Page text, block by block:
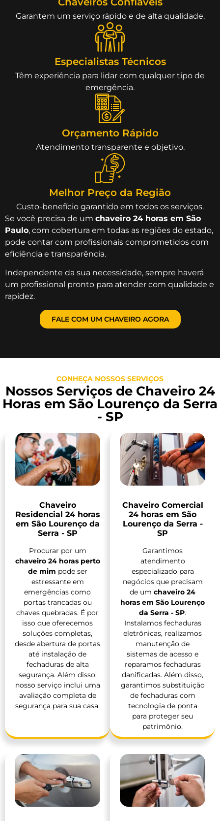
Garantem um serviço rápido e de alta qualidade.
Especialistas Técnicos
Têm experiência para lidar com qualquer tipo de
emergência.
Orçamento Rápido
Atendimento transparente e objetivo.
Melhor Preço da Região
Custo-benefício garantido em todos os serviços.
Se você precisa de um chaveiro 24 horas em São
Paulo, com cobertura em todas as regiões do estado,
pode contar com profissionais comprometidos com
eficiência e transparência.
Independente da sua necessidade, sempre haverá
um profissional pronto para atender com qualidade e
rapidez.
FALE COM UM CHAVEIRO AGORA
CONHEÇA NOSSOS SERVIÇOS
Nossos Serviços de Chaveiro 24
Horas em São Lourenço da Serra
- SP
Chaveiro
Residencial 24 horas
em São Lourenço da
Serra - SP
Procurar por um
chaveiro 24 horas perto
de mim pode ser
estressante em
emergências como
portas trancadas ou
chaves quebradas. É por
isso que oferecemos
soluções completas,
desde abertura de portas
até instalação de
fechaduras de alta
segurança. Além disso,
nosso serviço inclui uma
avaliação completa de
segurança para sua casa.
Chaveiro Comercial
24 horas em São
Lourenço da Serra -
SP
Garantimos
atendimento
especializado para
negócios que precisam
de um chaveiro 24
horas em São Lourenço
da Serra - SP.
Instalamos fechaduras
eletrônicas, realizamos
manutenção de
sistemas de acesso e
reparamos fechaduras
danificadas. Além disso,
garantimos substituição
de fechaduras com
tecnologia de ponta
para proteger seu
patrimônio.